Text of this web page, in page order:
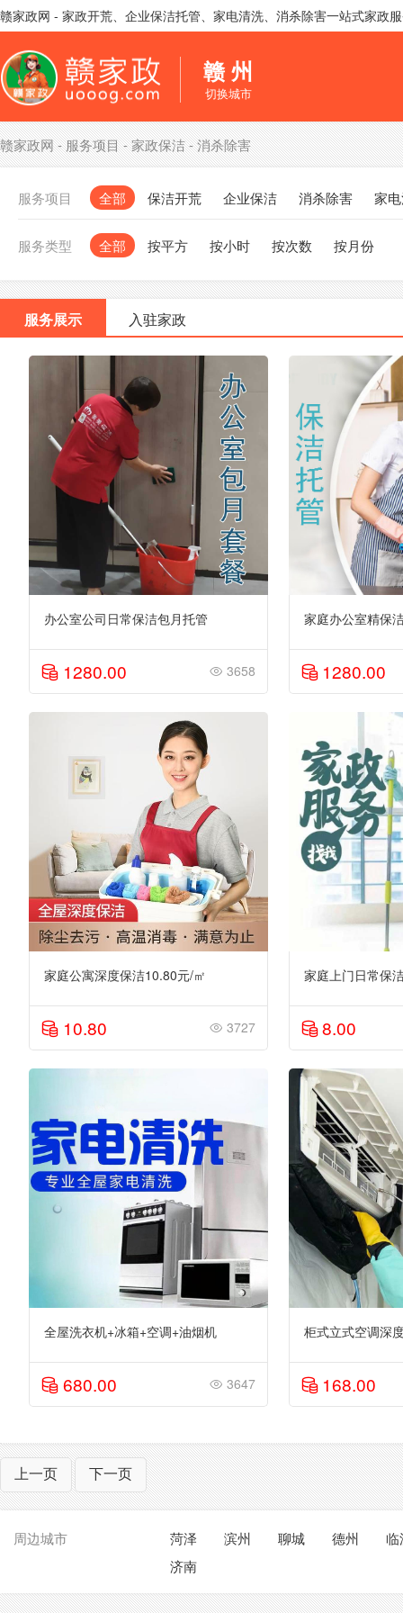
赣家政网 - 家政开荒、企业保洁托管、家电清洗、消杀除害一站式家政
赣 州
切换城市
赣家政网-服务项目-家政保洁-消杀除害
服务项目 全部 保洁开荒 企业保洁 消杀除害 家
服务类型 全部 按平方 按小时 按次数 按月份
服务展示 入驻家政
办公室公司日常保洁包月托管
1280.00 3658
家庭办公室精保
1280.00
家庭公寓深度保洁10.80元/㎡
10.80 3727
家庭上门日常保
8.00
全屋洗衣机+冰箱+空调+油烟机
680.00 3647
柜式立式空调深
168.00
上一页 下一页
周边城市 菏泽 滨州 聊城 德州
临
济南